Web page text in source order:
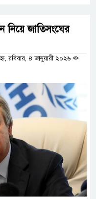
নিয়ে জাতিসংঘের
রবিবার, ৪ জানুয়ারী ২০২৬